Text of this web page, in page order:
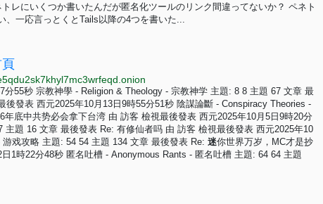
レにいくつか書いたんだが匿名化ツールのリンク間違ってないか？ ペネト
、一応言っとくとTails以降の4つを書いた...
分55秒 宗教神學 - Religion & Theology - 宗教神学 主題: 8 8 主題 67 文章 最
發表 西元2025年10月13日9時55分51秒 陰謀論斷 - Conspiracy Theories -
底中共势必会拿下台湾 由 訪客 檢視最後發表 西元2025年10月5日9時20分
題 16 文章 最後發表 Re: 有修仙者吗 由 訪客 檢視最後發表 西元2025年10
戏攻略 主題: 54 54 主題 134 文章 最後發表 Re: 迷你世界万岁，MC才是抄
1時22分48秒 匿名吐槽 - Anonymous Rants - 匿名吐槽 主題: 64 64 主題